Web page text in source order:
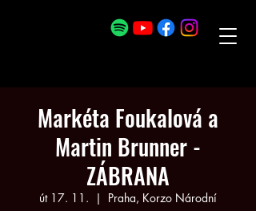
Markéta Foukalová a
Martin Brunner -
ZÁBRANA
út 17. 11.
  |
Praha, Korzo Národní